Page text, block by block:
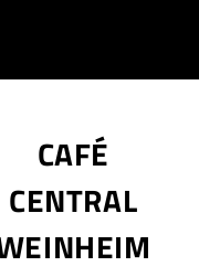
CAFÉ
CENTRAL